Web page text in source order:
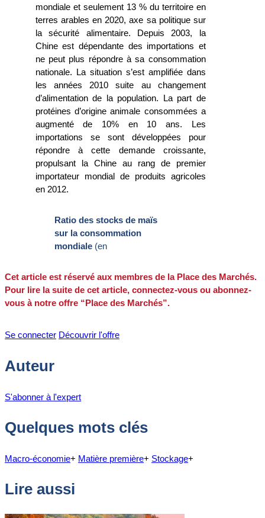
mondiale et seulement 13 % du territoire en
terres arables en 2020, axe sa politique sur
la sécurité alimentaire. Depuis 2003, la
Chine est dépendante des importations et
ne peut plus répondre à sa consommation
nationale. La situation s’est amplifiée dans
les années 2010 suite au changement
d’alimentation de la population. La part de
protéines d’origine animale consommées a
augmenté de 10% en 10 ans. Les
importations se sont développées pour
répondre à cette demande croissante,
propulsant la Chine au rang de premier
importateur mondial de produits agricoles
en 2012.
Ratio des stocks de maïs
sur la consommation
mondiale(en
Cet article est réservé aux membres de la Place des Marchés.
Pour lire la suite de cet article, connectez-vous ou abonnez-
vous à notre offre “Place des Marchés”.
Se connecter Découvrir l'offre
Auteur
S'abonner à l'expert
Quelques mots clés
Macro-économie+ Matière première+ Stockage+
Lire aussi